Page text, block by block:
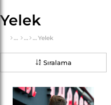
Yelek
Yelek
Sıralama